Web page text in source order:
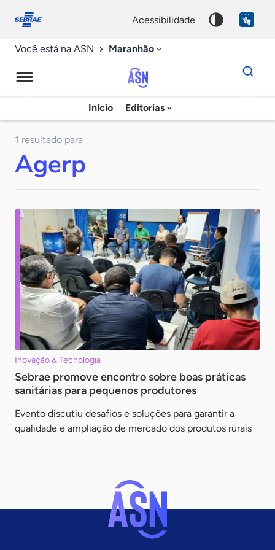
conosco
acessibilidade
Você está na ASN Maranhão
Agência
Sebrae
Início Editorias
Dados
para
chave
1 resultado para
Agerp
Inovação & Tecnologia
Sebrae promove encontro sobre boas práticas
sanitárias para pequenos produtores
Evento discutiu desafios e soluções para garantir a
qualidade e ampliação de mercado dos produtos rurais